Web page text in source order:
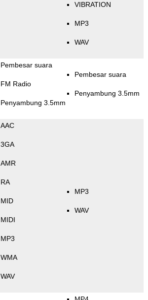
VIBRATION
MP3
WAV
Pembesar suara
FM Radio
Penyambung 3.5mm
Pembesar suara
Penyambung 3.5mm
AAC
3GA
AMR
RA
MID
MIDI
MP3
WMA
WAV
MP3
WAV